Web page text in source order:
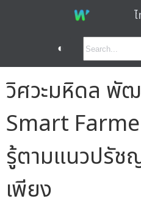
◐
วิศวะมหิดล พั
Smart
รู้ตามแนวปรัช
เพียง